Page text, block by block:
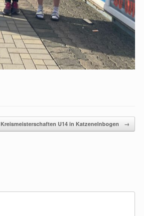
Kreismeisterschaften U14 in Katzenelnbogen →